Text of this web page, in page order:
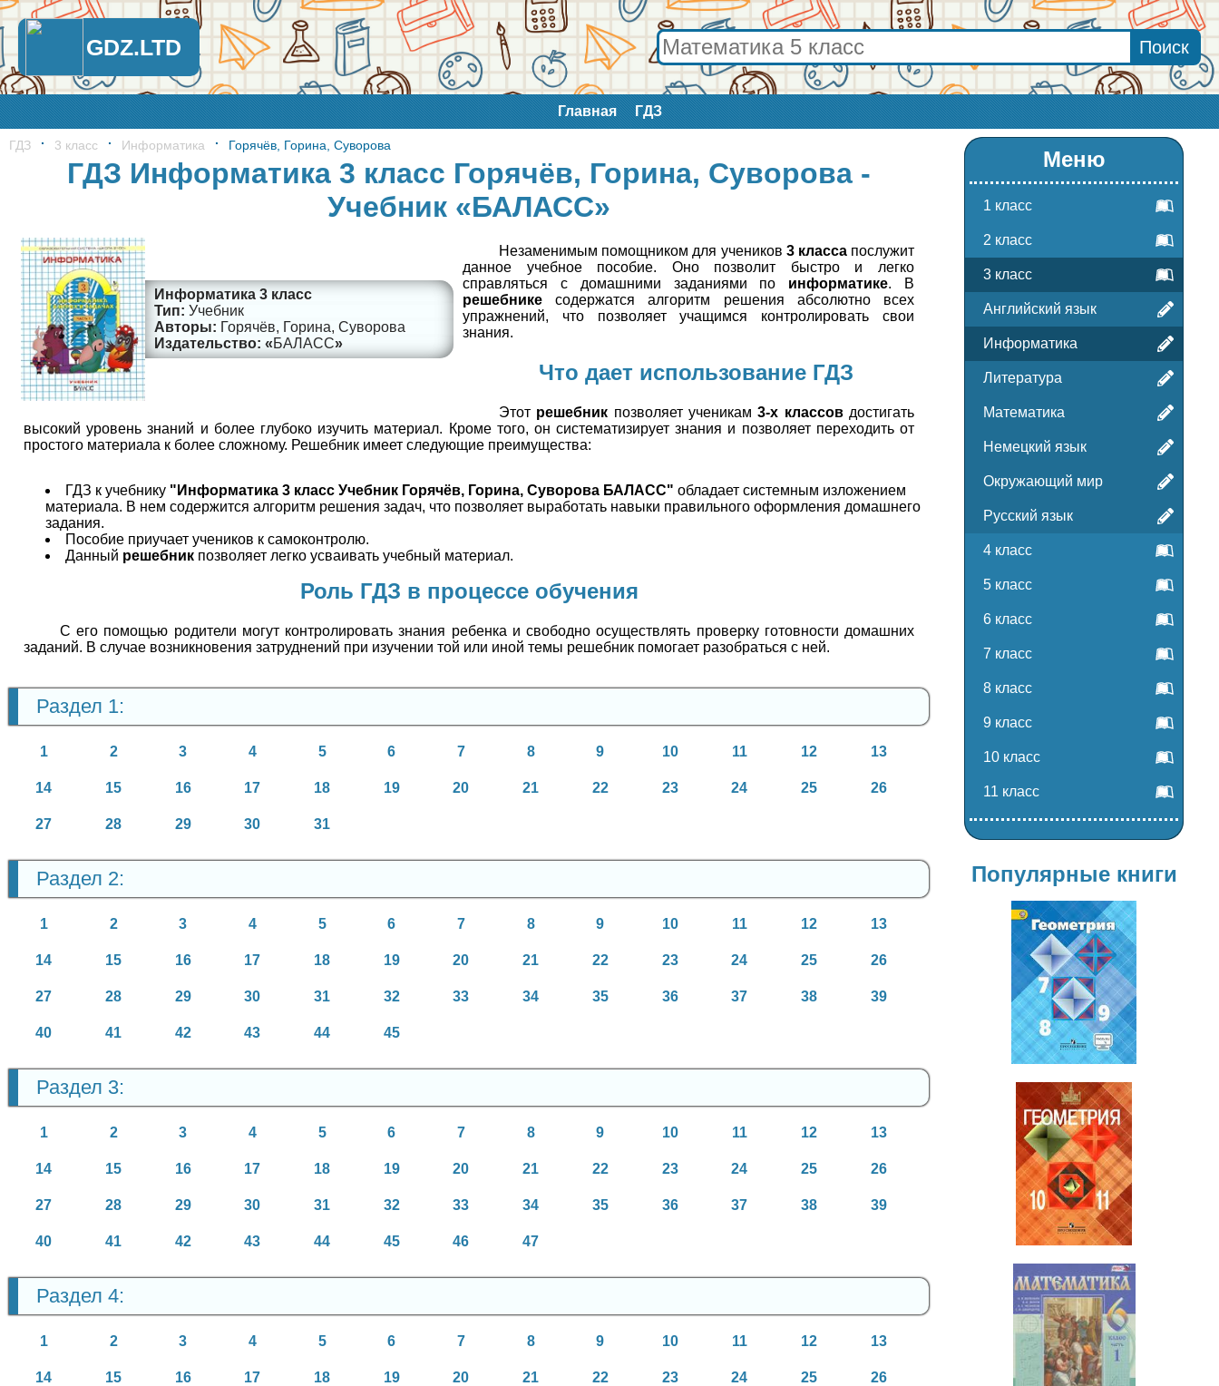
GDZ.LTD
Главная ГДЗ
ГДЗ 3 класс Информатика Горячёв, Горина, Суворова
ГДЗ Информатика 3 класс Горячёв, Горина, Суворова -
Учебник «БАЛАСС»
Информатика 3 класс
Учебник
Горячёв, Горина, Суворова
БАЛАСС
Незаменимым помощником для учеников 3 классапослужит
данное учебное пособие. Оно позволит быстро и легко
справляться с домашними заданиями по информатике. В
решебнике содержатся алгоритм решения абсолютно всех
упражнений, что позволяет учащимся контролировать свои
знания.
Что дает использование ГДЗ
Этот решебник позволяет ученикам3-х классовдостигать
высокий уровень знаний и более глубоко изучить материал. Кроме того, он систематизирует знания и позволяет переходить от
простого материала к более сложному. Решебник имеет следующие преимущества:
ГДЗ к учебнику "Информатика 3 класс Учебник Горячёв, Горина, Суворова БАЛАСС" обладает системным изложением
материала. В нем содержится алгоритм решения задач, что позволяет выработать навыки правильного оформления домашнего
задания.
Пособие приучает учеников к самоконтролю.
Данный решебник позволяет легко усваивать учебный материал.
Роль ГДЗ в процессе обучения
С его помощью родители могут контролировать знания ребенка и свободно осуществлять проверку готовности домашних
заданий. В случае возникновения затруднений при изучении той или иной темы решебник помогает разобраться с ней.
Раздел 1:
1 2 3 4 5 6 7 8 9 10 11 12 13
14 15 16 17 18 19 20 21 22 23 24 25 26
27 28 29 30 31
Раздел 2:
1 2 3 4 5 6 7 8 9 10 11 12 13
14 15 16 17 18 19 20 21 22 23 24 25 26
27 28 29 30 31 32 33 34 35 36 37 38 39
40 41 42 43 44 45
Раздел 3:
1 2 3 4 5 6 7 8 9 10 11 12 13
14 15 16 17 18 19 20 21 22 23 24 25 26
27 28 29 30 31 32 33 34 35 36 37 38 39
40 41 42 43 44 45 46 47
Раздел 4:
1 2 3 4 5 6 7 8 9 10 11 12 13
14 15 16 17 18 19 20 21 22 23 24 25 26
Меню
1 класс
2 класс
3 класс
Английский язык
Информатика
Литература
Математика
Немецкий язык
Окружающий мир
Русский язык
4 класс
5 класс
6 класс
7 класс
8 класс
9 класс
10 класс
11 класс
Популярные книги
Геометрия
7-9 класс
Геометрия
10-11 класс
Математика
6 класс